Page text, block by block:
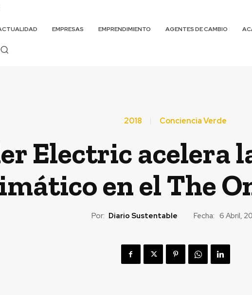
EMPRESAS EMPRENDIMIENTO AGENTES DE CAMBIO
2018 Conciencia Verde
Electric acelera
en el The
Por: Diario Sustentable Fecha: 6 Abril,